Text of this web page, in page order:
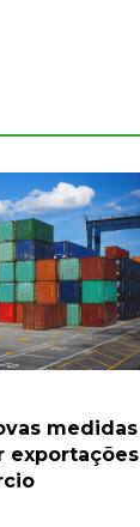
medidas
exportações